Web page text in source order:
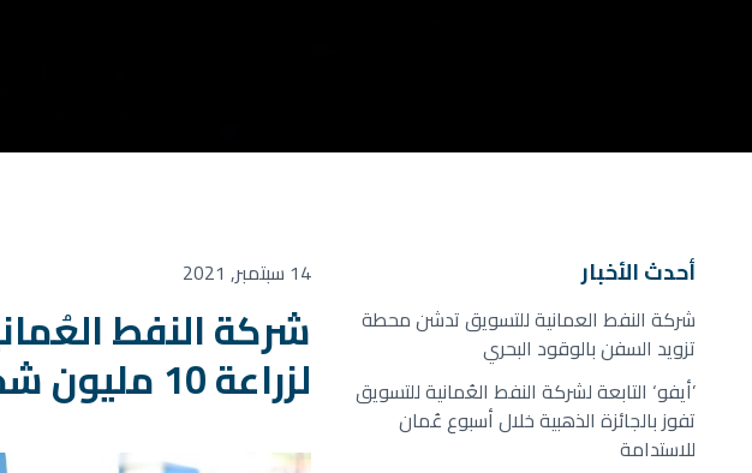
أحدث الأخبار
شركة النفط العمانية للتسويق تدشن محطة
تزويد السفن بالوقود البحري
’أيفو‘ التابعة لشركة النفط العُمانية للتسويق
تفوز بالجائزة الذهبية خلال أسبوع عُمان
للاستدامة
14 سبتمبر, 2021
شركة النفط
لزراعة 10 مليون شجرة